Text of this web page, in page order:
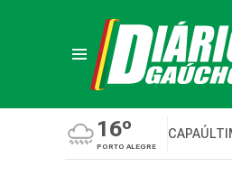
16º
PORTO ALEGRE
CAPA